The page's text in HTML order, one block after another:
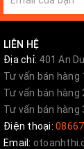
LIÊN HỆ
Địa chỉ: 401 An
Tư vấn bán hàng
Tư vấn bán hàng
Tư vấn bán hàng
Điện thoại:
Email: